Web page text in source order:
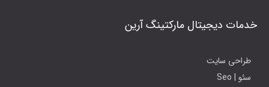
خدمات دیجیتال مارکتینگ آرین
طراحی سایت
سئو | Seo